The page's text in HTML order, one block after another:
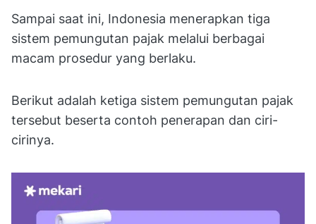
Sampai saat ini, Indonesia menerapkan tiga
sistem pemungutan pajak melalui berbagai
macam prosedur yang berlaku.
Berikut adalah ketiga sistem pemungutan pajak
tersebut beserta contoh penerapan dan ciri-
cirinya.